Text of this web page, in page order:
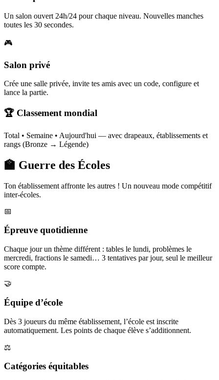
Un salon ouvert 24h/24 pour chaque niveau. Nouvelles manches
toutes les 30 secondes.
🎮
Salon privé
Crée une salle privée, invite tes amis avec un code, configure et
lance la partie.
🏆 Classement mondial
Total • Semaine • Aujourd'hui — avec drapeaux, établissements et
rangs (Bronze → Légende)
🏫 Guerre des Écoles
Ton établissement affronte les autres ! Un nouveau mode compétitif
inter-écoles.
📅
Épreuve quotidienne
Chaque jour un thème différent : tables le lundi, problèmes le
mercredi, fractions le samedi… 3 tentatives par jour, seul le meilleur
score compte.
🤝
Équipe d’école
Dès 3 joueurs du même établissement, l’école est inscrite
automatiquement. Les points de chaque élève s’additionnent.
⚖️
Catégories équitables